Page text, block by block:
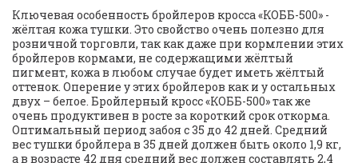
Ключевая особенность бройлеров кросса «КОББ-500» -
жёлтая кожа тушки. Это свойство очень полезно для
розничной торговли, так как даже при кормлении этих
бройлеров кормами, не содержащими жёлтый
пигмент, кожа в любом случае будет иметь жёлтый
оттенок. Оперение у этих бройлеров как и у остальных
двух – белое. Бройлерный кросс «КОББ-500» так же
очень продуктивен в росте за короткий срок откорма.
Оптимальный период забоя с 35 до 42 дней. Средний
вес тушки бройлера в 35 дней должен быть около 1,9 кг,
а в возрасте 42 дня средний вес должен составлять 2,4